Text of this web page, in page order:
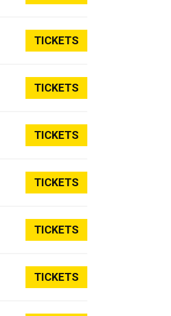
TICKETS
TICKETS
TICKETS
TICKETS
TICKETS
TICKETS